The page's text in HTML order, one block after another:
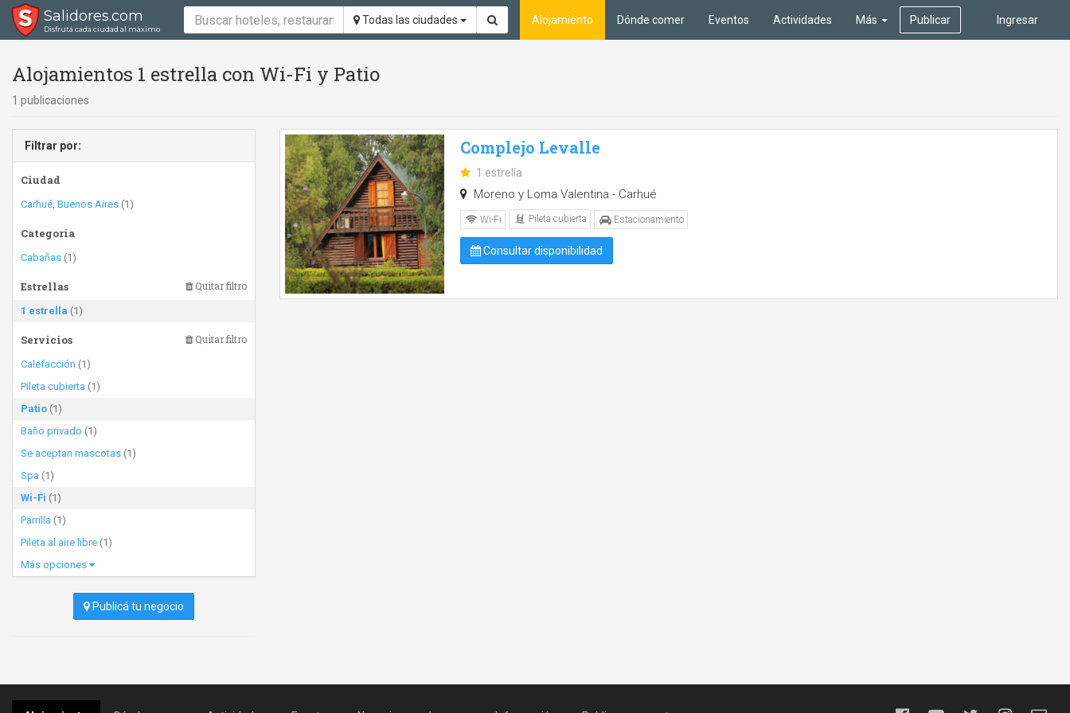
Salidores.com
Disfrutá cada ciudad al máximo
Todas las ciudades Ingresar
Alojamiento Dónde comer Eventos Actividades Más Publicar
Alojamientos 1 estrella con Wi-Fi y Patio
1 publicaciones
Filtrar por:
Ciudad
Carhué, Buenos Aires (1)
Categoría
Cabañas (1)
Estrellas Quitar filtro
1 estrella (1)
Servicios Quitar filtro
Calefacción (1)
Pileta cubierta (1)
Patio (1)
Baño privado (1)
Se aceptan mascotas (1)
Spa (1)
Wi-Fi (1)
Parrilla (1)
Pileta al aire libre (1)
Más opciones
Publicá tu negocio
Complejo Levalle
1 estrella
Moreno y Loma Valentina - Carhué
Wi-Fi Pileta cubierta Estacionamiento
Consultar disponibilidad